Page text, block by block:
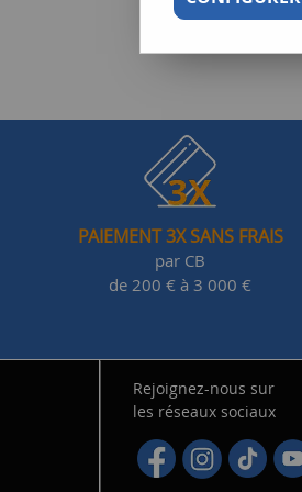
PAIEMENT 3X SANS FRAIS
par CB
de 200 € à 3 000 €
Rejoignez-nous sur
les réseaux sociaux